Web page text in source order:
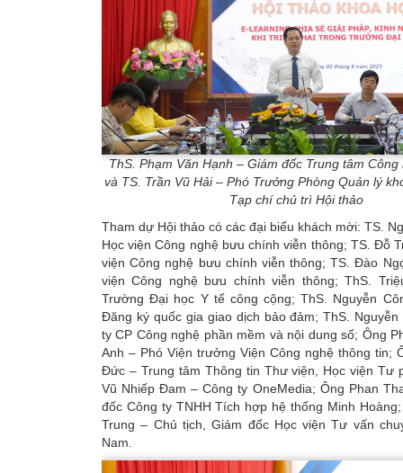
ThS. Phạm Văn Hạnh – Giám đốc Trung tâm
và TS. Trần Vũ Hải – Phó Trưởng Phòng Quản lý
Tạp chí chủ trì Hội thảo
Tham dự Hội thảo có các đại biểu khách mời: TS.
Học viện Công nghệ bưu chính viễn thông; TS. Đỗ
viện Công nghệ bưu chính viễn thông; TS. Đào
viện Công nghệ bưu chính viễn thông; ThS.
Trường Đại học Y tế công cộng; ThS. Nguyễn
Đăng ký quốc gia giao dịch bảo đảm; ThS. Nguyễn
ty CP Công nghệ phần mềm và nội dung số; Ông
Anh – Phó Viện trưởng Viện Công nghệ thông tin;
Đức – Trung tâm Thông tin Thư viện, Học viện Tư
Vũ Nhiếp Đam – Công ty OneMedia; Ông Phan
đốc Công ty TNHH Tích hợp hệ thống Minh
Trung – Chủ tịch, Giám đốc Học viện Tư vấn
Nam.